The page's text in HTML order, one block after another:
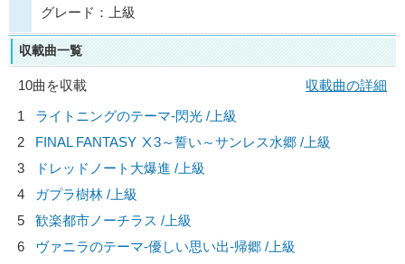
グレード：上級
収載曲一覧
10曲を収載
収載曲の詳細
1
ライトニングのテーマ-閃光 /上級
2
FINAL FANTASY Ⅹ3～誓い～サンレス水郷 /上級
3
ドレッドノート大爆進 /上級
4
ガプラ樹林 /上級
5
歓楽都市ノーチラス /上級
6
ヴァニラのテーマ-優しい思い出-帰郷 /上級